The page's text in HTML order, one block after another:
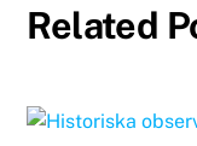
Related